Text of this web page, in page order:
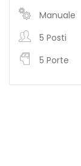
Manuale
5 Posti
5 Porte